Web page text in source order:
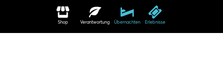
Shop Verantwortung Übernachten Erlebnisse